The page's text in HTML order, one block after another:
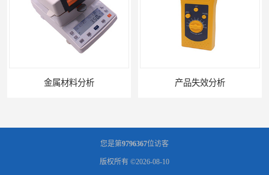
金属材料分析 产品失效分析
您是第9796367位访客
版权所有 ©2026-08-10